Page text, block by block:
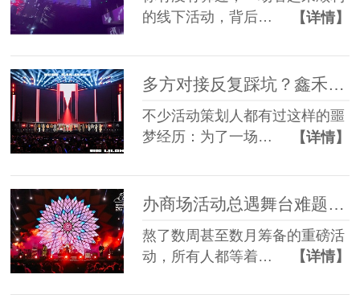
的线下活动，背后…
【详情】
多方对接反复踩坑？鑫禾舞美一站式舞美服务让你少走90%弯路
不少活动策划人都有过这样的噩
梦经历：为了一场…
【详情】
办商场活动总遇舞台难题？鑫禾舞美一站式帮你解决
熬了数周甚至数月筹备的重磅活
动，所有人都等着…
【详情】